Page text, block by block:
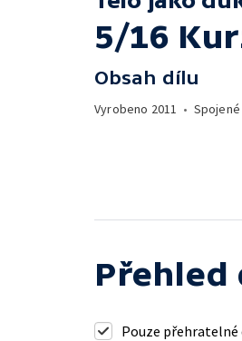
5/16
Obsah dílu
Vyrobeno 2011 •
Přehled
Pouze přehratelné